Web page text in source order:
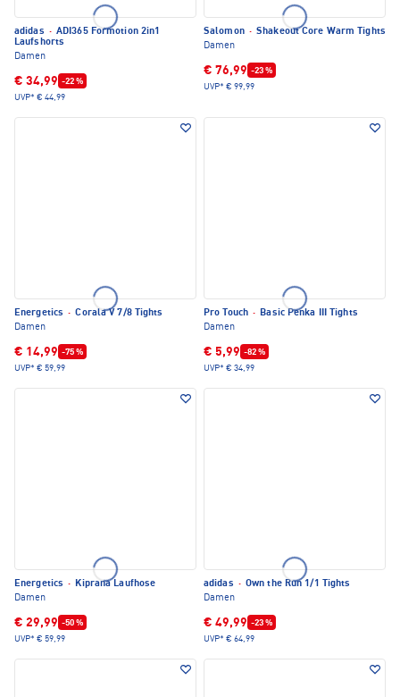
adidas · ADI365 Formotion 2in1
Laufshorts
Damen
€ 34,99 -22 %
UVP* € 44,99
Salomon · Shakeout Core Warm Tights
Damen
€ 76,99 -23 %
UVP* € 99,99
Energetics · Corala V 7/8 Tights
Damen
€ 14,99 -75 %
UVP* € 59,99
Pro Touch · Basic Penka III Tights
Damen
€ 5,99 -82 %
UVP* € 34,99
Energetics · Kiprana Laufhose
Damen
€ 29,99 -50 %
UVP* € 59,99
adidas · Own the Run 1/1 Tights
Damen
€ 49,99 -23 %
UVP* € 64,99